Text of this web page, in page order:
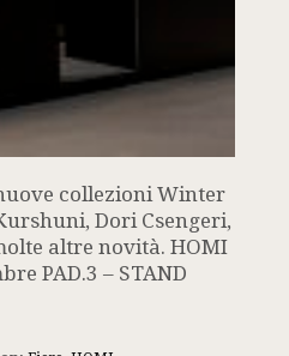
collezioni Winter
Dori Csengeri,
altre novità. HOMI
PAD.3 – STAND